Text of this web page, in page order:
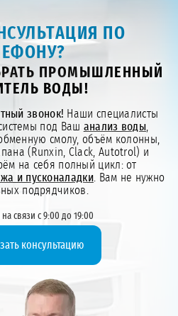
ПО
ПРОМЫШЛЕННЫЙ
ВОДЫ!
звонок! Наши специалисты
под Ваш анализ воды
смолу, объём колонны,
(Runxin, Clack, Autotrol) и
на себя полный цикл: от
и пусконаладки. Вам не нужно
подрядчиков.
связи с 9:00 до 19:00
консультацию